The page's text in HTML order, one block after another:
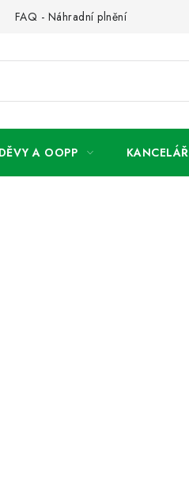
FAQ - Náhradní plnění
A OOPP KANCELÁŘ